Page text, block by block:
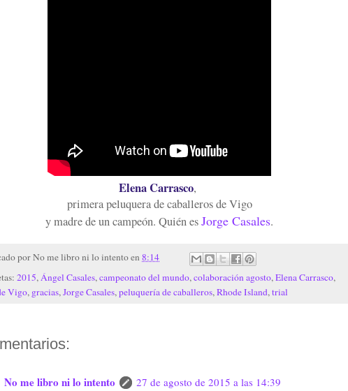
Elena Carrasco,
primera peluquera de caballeros de Vigo
y madre de un campeón. Quién esJorge Casales.
porNo me libro ni lo intentoen 8:14
2015, Ángel Casales, campeonato del mundo, colaboración agosto, Elena Carrasco,
Vigo, gracias, Jorge Casales, peluquería de caballeros, Rhode Island, trial
No me libro ni lo intento
27 de agosto de 2015 a las 14:39